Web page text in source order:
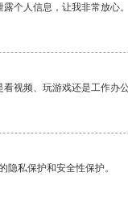
个人信息，让我非常放心。
视频、玩游戏还是工作办
隐私保护和安全性保护。